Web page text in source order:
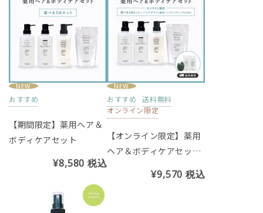
NEW
おすすめ
【期間限定】薬用ヘア＆
ボディケアセット
¥8,580税込
NEW
おすすめ
送料無料
オンライン限定
【オンライン限定】薬用
ヘア＆ボディケアセット
ッドスパサンプル付き）
¥9,570税込